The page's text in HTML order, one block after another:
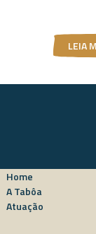
LEIA
Home
A Tabôa
Atuação